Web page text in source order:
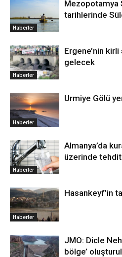
Haberler
Mezopotamya
tarihlerinde
Haberler
Ergene’nin kirli
gelecek
Haberler
Urmiye Gölü
Haberler
Almanya’da
üzerinde
Haberler
Hasankeyf’in
JMO: Dicle
bölge’